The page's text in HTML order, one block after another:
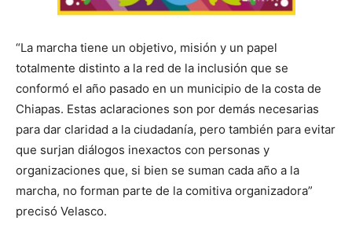
“La marcha tiene un objetivo, misión y un papel
totalmente distinto a la red de la inclusión que se
conformó el año pasado en un municipio de la costa de
Chiapas. Estas aclaraciones son por demás necesarias
para dar claridad a la ciudadanía, pero también para evitar
que surjan diálogos inexactos con personas y
organizaciones que, si bien se suman cada año a la
marcha, no forman parte de la comitiva organizadora”
precisó Velasco.